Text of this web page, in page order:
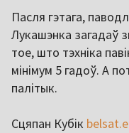
Пасля гэтага,
Лукашэнка загадаў
тое, што тэхніка
мінімум 5 гадоў. А
палітык.
Сцяпан Кубік